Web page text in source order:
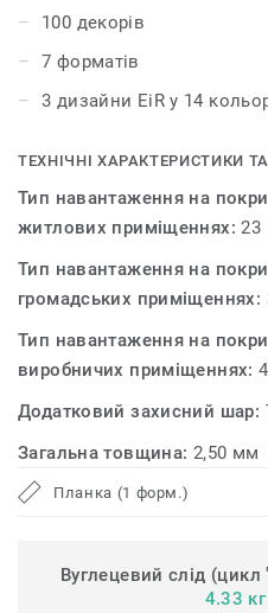
100 декорів
7 форматів
3 дизайни EiR у 14
ТЕХНІЧНІ ХАРАКТЕРИСТИКИ
Тип навантаження на
житлових приміщеннях:23
Тип навантаження на
громадських приміщеннях:
Тип навантаження на
виробничих приміщеннях:
Додатковий захисний шар:
Загальна товщина: 2,50 мм
Планка (1 форм.)
Вуглецевий слід (цикл
4.33